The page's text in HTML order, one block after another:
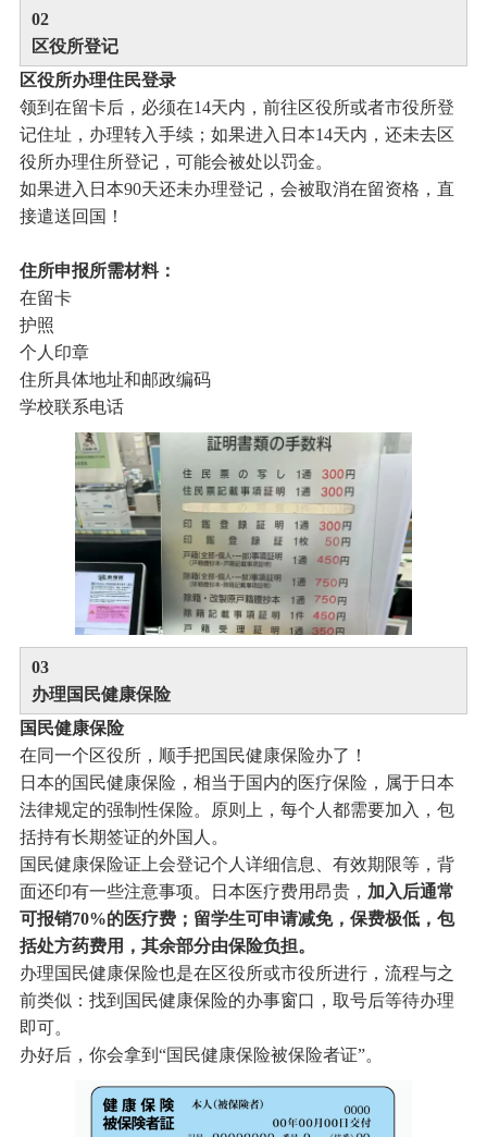
02
区役所登记
区役所办理住民登录
领到在留卡后，必须在14天内，前往区役所或者市役所登
记住址，办理转入手续；如果进入日本14天内，还未去区
役所办理住所登记，可能会被处以罚金。
如果进入日本90天还未办理登记，会被取消在留资格，直
接遣送回国！
住所申报所需材料：
在留卡
护照
个人印章
住所具体地址和邮政编码
学校联系电话
03
办理国民健康保险
国民健康保险
在同一个区役所，顺手把国民健康保险办了！
日本的国民健康保险，相当于国内的医疗保险，属于日本
法律规定的强制性保险。原则上，每个人都需要加入，包
括持有长期签证的外国人。
国民健康保险证上会登记个人详细信息、有效期限等，背
面还印有一些注意事项。日本医疗费用昂贵， 加入后通常
可报销70%的医疗费；留学生可申请减免，保费极低，包
括处方药费用，其余部分由保险负担。
办理国民健康保险也是在区役所或市役所进行，流程与之
前类似：找到国民健康保险的办事窗口，取号后等待办理
即可。
办好后，你会拿到“国民健康保险被保险者证”。